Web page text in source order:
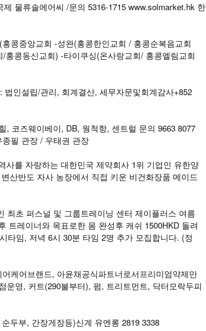
물류솔에어씨 /문의 5316-1715 www.solmarket.hk 한
콩중앙교회 -성완(홍콩한인교회 / 홍콩순복음교회
콩동신교회) -타이쿠싱(온사랑교회/ 홍콩엘림교회
인설립/관리, 회계결산, 세무자문및회계감사+852
, 코즈웨이베이, DB, 웡척항, 센트럴 문의 9663 8077
필 관장 / 우태권 관장
사를 자랑하는 대한민국 제약회사 1위 기업인 유한양
산반도 자사 농장에서 직접 키운 비건화장품 메이드
최초 퍼스널 및 그룹트레이닝 센터 제이플러스 여름
트레이너와 목표로한 몸 완성후 캐쉬 1500HKD 돌려
타임, 저녁 6시 30분 타임 2명 추가 모집합니다. (정
케어브랜드, 아윤채공식파트너로서프리미엄약제만
운영, 커트(290불부터), 펌, 트리트먼트, 닥터모락두피
두부, 간장게장등)신계 유엔롱 2819 3338